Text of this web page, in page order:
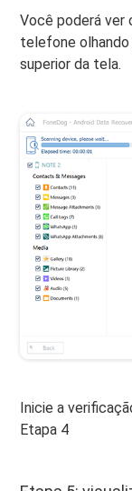
Você poderá ver
telefone olhando
superior da tela.
Inicie a
Etapa 4